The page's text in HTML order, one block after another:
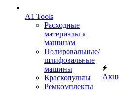
A1 Tools
Расходные
материалы к
машинам
Полировальные/
шлифовальные
машины
Краскопульты
Ремкомплекты